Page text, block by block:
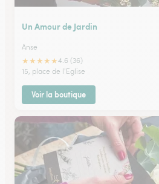
Un Amour de Jardin
Anse
★★★★★4.6 (36)
15, place de l'Eglise
Voir la boutique